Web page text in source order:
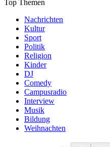
Top Themen
Nachrichten
Kultur
Sport
Politik
Religion
Kinder
DJ
Comedy
Campusradio
Interview
Musik
Bildung
Weihnachten